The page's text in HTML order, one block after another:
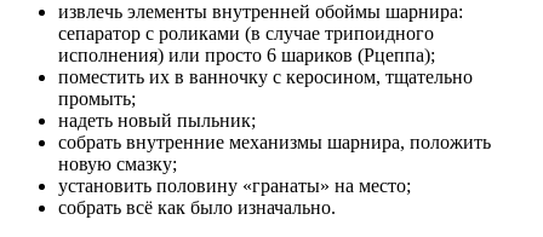
извлечь элементы внутренней обоймы шарнира:
сепаратор с роликами (в случае трипоидного
исполнения) или просто 6 шариков (Рцеппа);
поместить их в ванночку с керосином, тщательно
промыть;
надеть новый пыльник;
собрать внутренние механизмы шарнира, положить
новую смазку;
установить половину «гранаты» на место;
собрать всё как было изначально.